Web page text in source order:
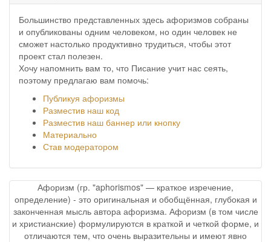
Большинство представленных здесь афоризмов собраны
и опубликованы одним человеком, но один человек не
сможет настолько продуктивно трудиться, чтобы этот
проект стал полезен.
Хочу напомнить вам то, что Писание учит нас сеять,
поэтому предлагаю вам помочь:
Публикуя афоризмы
Разместив наш код
Разместив наш баннер или кнопку
Материально
Став модератором
Афоризм (гр. "aphorismos" — краткое изречение,
определение) - это оригинальная и обобщённая, глубокая и
законченная мысль автора афоризма. Афоризм (в том числе
и христианские) формулируются в краткой и четкой форме, и
отличаются тем, что очень выразительны и имеют явно